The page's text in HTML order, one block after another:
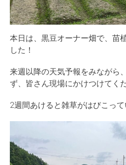
本日は、黒豆オーナー畑で、苗
した！
来週以降の天気予報をみながら
ず、皆さん現場にかけつけてく
2週間あけると雑草がはびこって